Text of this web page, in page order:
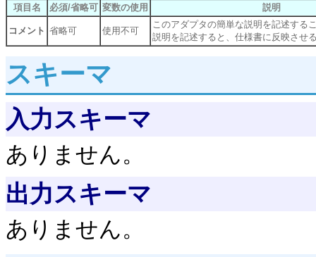
項目名 必須/省略可 変数の使用 説明
コメント 省略可 使用不可
このアダプタの簡単な説明を記述する
説明を記述すると、仕様書に反映させ
スキーマ
入力スキーマ
ありません。
出力スキーマ
ありません。